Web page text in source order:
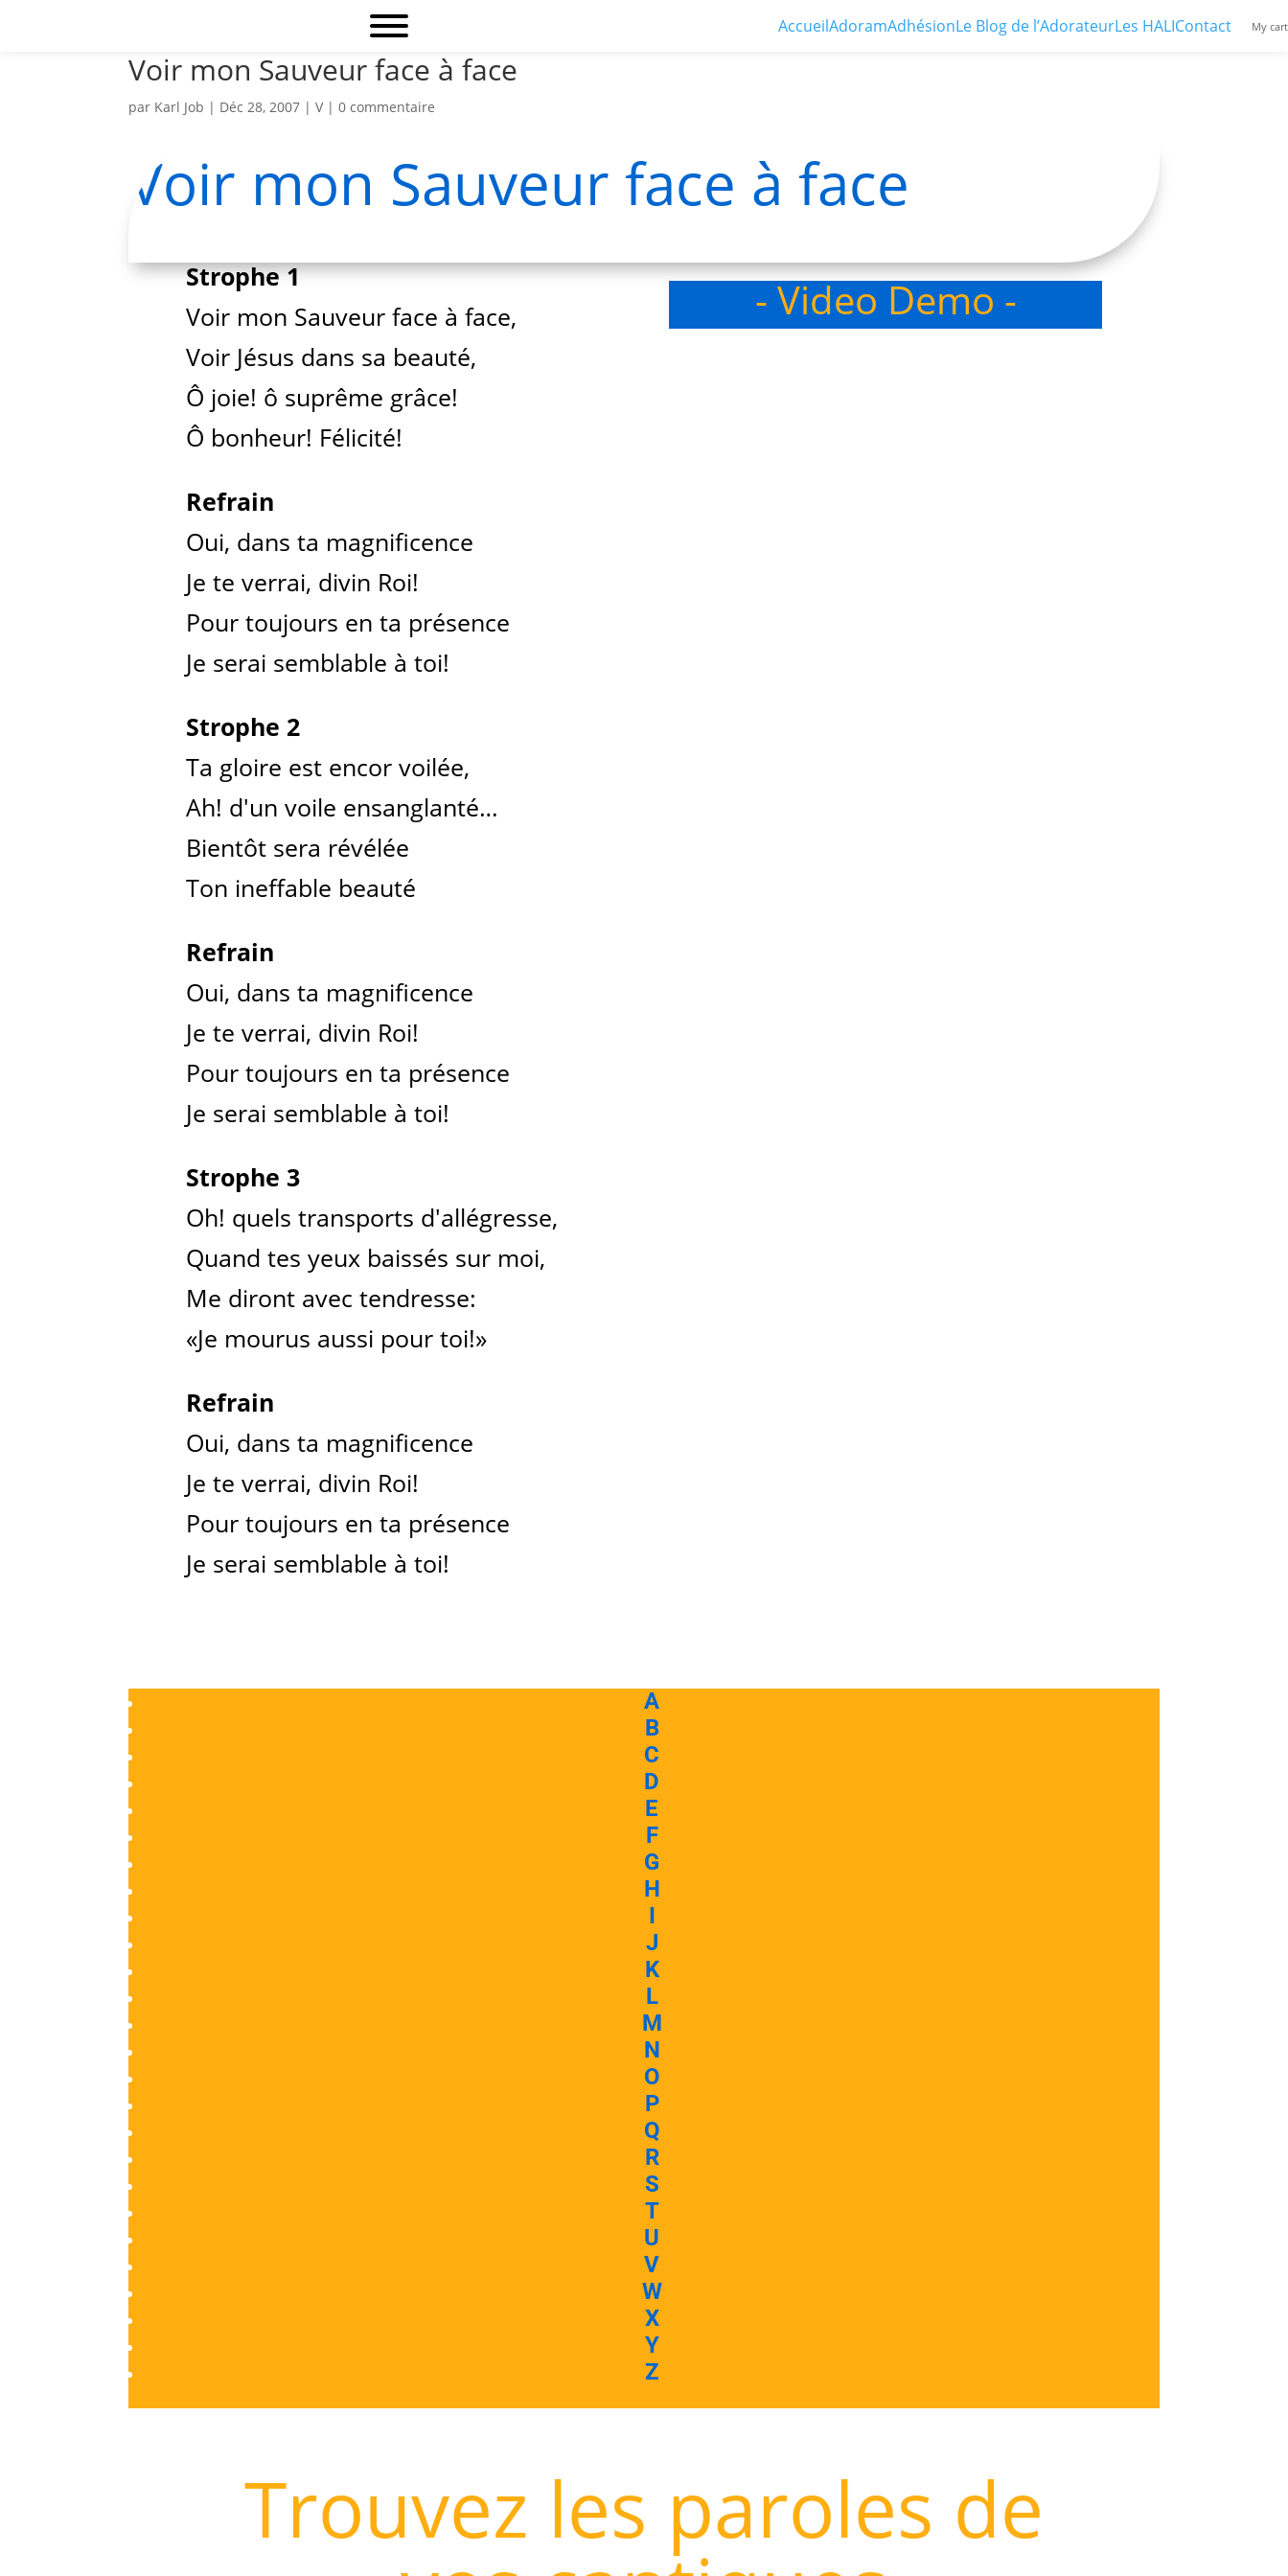
AccueilAdoramAdhésionLe Blog de l’AdorateurLes HALIContact My cart
Voir mon Sauveur face à face
par Karl Job | Déc 28, 2007 |V |0 commentaire
Voir mon Sauveur face à face
Strophe 1
Voir mon Sauveur face à face,
Voir Jésus dans sa beauté,
Ô joie! ô suprême grâce!
Ô bonheur! Félicité!
Refrain
Oui, dans ta magnificence
Je te verrai, divin Roi!
Pour toujours en ta présence
Je serai semblable à toi!
Strophe 2
Ta gloire est encor voilée,
Ah! d'un voile ensanglanté…
Bientôt sera révélée
Ton ineffable beauté
Refrain
Oui, dans ta magnificence
Je te verrai, divin Roi!
Pour toujours en ta présence
Je serai semblable à toi!
Strophe 3
Oh! quels transports d'allégresse,
Quand tes yeux baissés sur moi,
Me diront avec tendresse:
«Je mourus aussi pour toi!»
Refrain
Oui, dans ta magnificence
Je te verrai, divin Roi!
Pour toujours en ta présence
Je serai semblable à toi!
- Video Demo -
A
B
C
D
E
F
G
H
I
J
K
L
M
N
O
P
Q
R
S
T
U
V
W
X
Y
Z
Trouvez les paroles de